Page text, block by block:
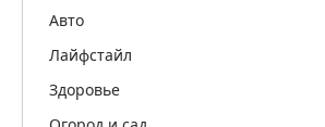
Авто
Лайфстайл
Здоровье